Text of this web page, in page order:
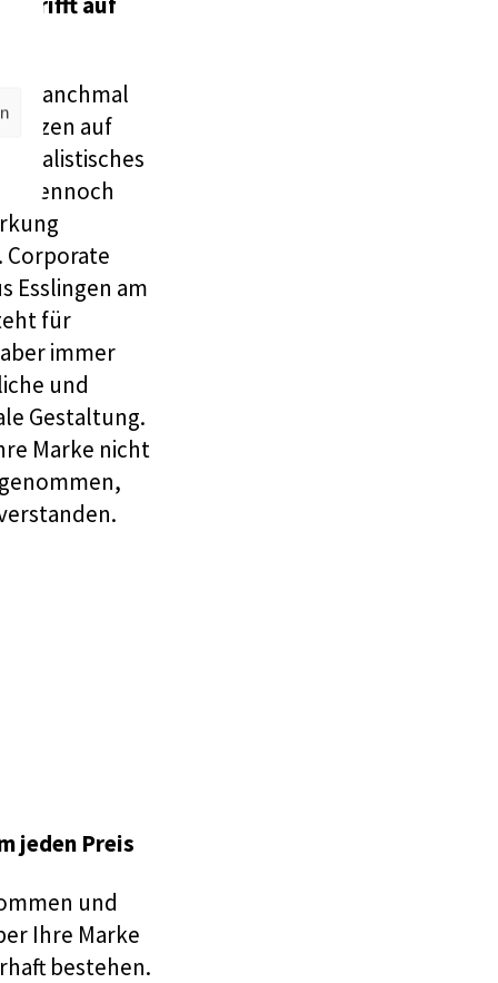
manchmal
setzen auf
dennoch
Esslingen am
für
immer
und
Gestaltung.
Marke nicht
jeden Preis
und
Ihre Marke
bestehen.